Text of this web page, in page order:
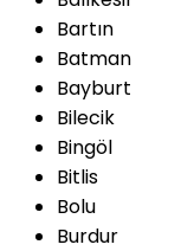
Bartın
Batman
Bayburt
Bilecik
Bingöl
Bitlis
Bolu
Burdur